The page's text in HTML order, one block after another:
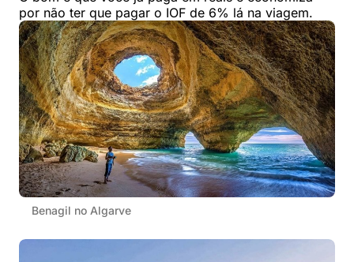
por não ter que pagar o IOF de 6% lá na viagem.
Benagil no Algarve